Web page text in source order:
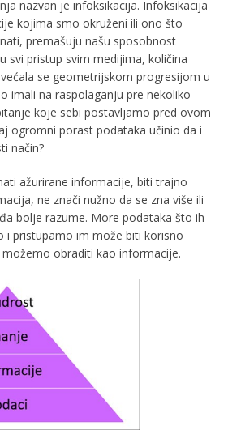
nazvan je infoksikacija. Infoksikacija
kojima smo okruženi ili ono što
premašuju našu sposobnost
svi pristup svim medijima, količina
se geometrijskom progresijom u
imali na raspolaganju pre nekoliko
koje sebi postavljamo pred ovom
ogromni porast podataka učinio da i
način?
ažurirane informacije, biti trajno
ne znači nužno da se zna više ili
bolje razume. More podataka što ih
i pristupamo im može biti korisno
obraditi kao informacije.